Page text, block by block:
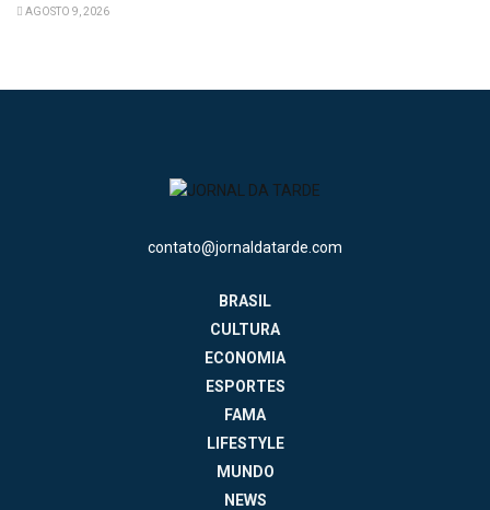
AGOSTO 9, 2026
contato@jornaldatarde.com
BRASIL
CULTURA
ECONOMIA
ESPORTES
FAMA
LIFESTYLE
MUNDO
NEWS